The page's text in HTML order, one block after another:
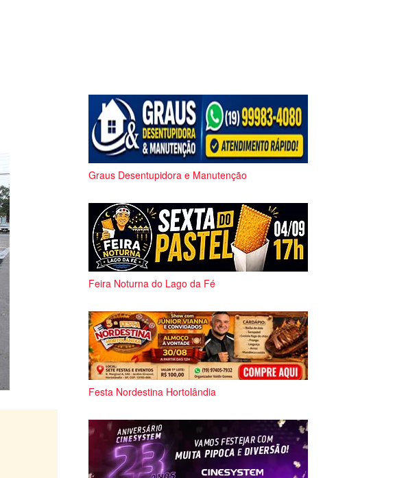
Graus Desentupidora e Manutenção
Feira Noturna do Lago da Fé
Festa Nordestina Hortolândia